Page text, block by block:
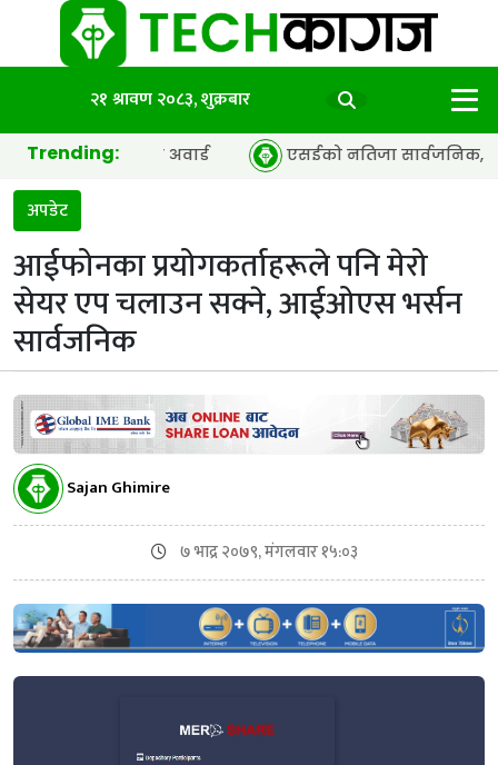
२१ श्रावण २०८३, शुक्रबार
Trending:
द इयर’ अवार्ड एसईको नतिजा सार्वजनिक, ६५.९८ प्रतिशत
अपडेट
आईफोनका प्रयोगकर्ताहरूले पनि मेरो
सेयर एप चलाउन सक्ने, आईओएस भर्सन
सार्वजनिक
Sajan Ghimire
७ भाद्र २०७९, मंगलवार १५:०३